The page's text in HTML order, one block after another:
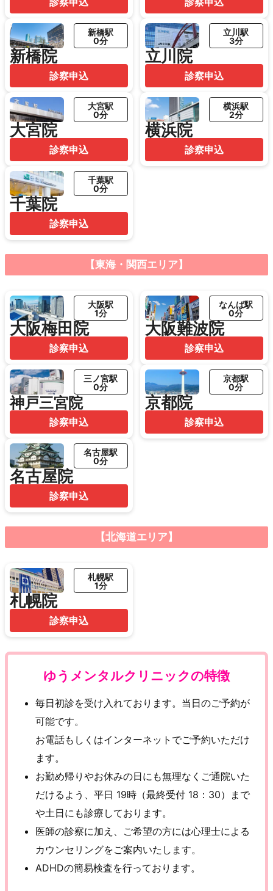
新橋院
新橋駅
0分
診察申込
立川院
立川駅
3分
診察申込
大宮院
大宮駅
0分
診察申込
横浜院
横浜駅
2分
診察申込
千葉院
千葉駅
0分
診察申込
【東海・関西エリア】
大阪梅田院
大阪駅
1分
診察申込
大阪難波院
なんば駅
0分
診察申込
神戸三宮院
三ノ宮駅
0分
診察申込
京都院
京都駅
0分
診察申込
名古屋院
名古屋駅
0分
診察申込
【北海道エリア】
札幌院
札幌駅
1分
診察申込
ゆうメンタルクリニックの特徴
毎日初診を受け入れております。当日のご予約が
可能です。
お電話もしくはインターネットでご予約いただけ
ます。
お勤め帰りやお休みの日にも無理なくご通院いた
だけるよう、平日 19時（最終受付 18：30）まで
や土日にも診療しております。
医師の診察に加え、ご希望の方には心理士による
カウンセリングをご案内いたします。
ADHDの簡易検査を行っております。